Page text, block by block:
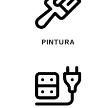
PINTURA